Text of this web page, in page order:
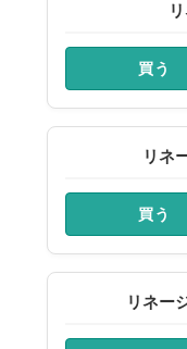
買う
リネ
買う
リネー